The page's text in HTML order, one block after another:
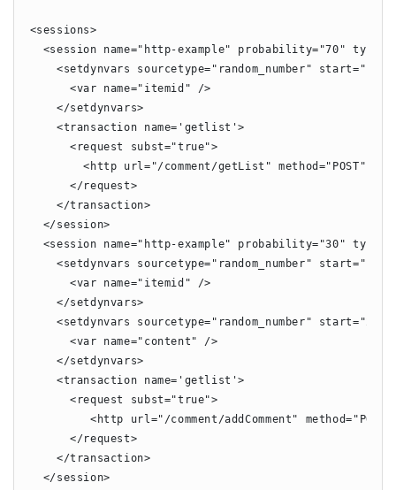
<sessions>
<session name="http-example" probability="70"
<setdynvars sourcetype="random_number" start="1"
      <var name="itemid" />
    </setdynvars>
    <transaction name='getlist'>
      <request subst="true">
<http url="/comment/getList" method="POST"
      </request>
    </transaction>
  </session>
<session name="http-example" probability="30"
<setdynvars sourcetype="random_number" start="1"
      <var name="itemid" />
    </setdynvars>
<setdynvars sourcetype="random_number" start="20"
      <var name="content" />
    </setdynvars>
    <transaction name='getlist'>
      <request subst="true">
<http url="/comment/addComment"
      </request>
    </transaction>
  </session>